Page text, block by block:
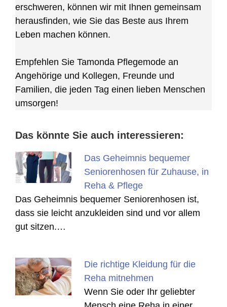
erschweren, können wir mit Ihnen gemeinsam
herausfinden, wie Sie das Beste aus Ihrem
Leben machen können.
Empfehlen Sie Tamonda Pflegemode an
Angehörige und Kollegen, Freunde und
Familien, die jeden Tag einen lieben Menschen
umsorgen!
Das könnte Sie auch interessieren:
Das Geheimnis bequemer
Seniorenhosen für Zuhause, in
Reha & Pflege
Das Geheimnis bequemer Seniorenhosen ist,
dass sie leicht anzukleiden sind und vor allem
gut sitzen.…
Die richtige Kleidung für die
Reha mitnehmen
Wenn Sie oder Ihr geliebter